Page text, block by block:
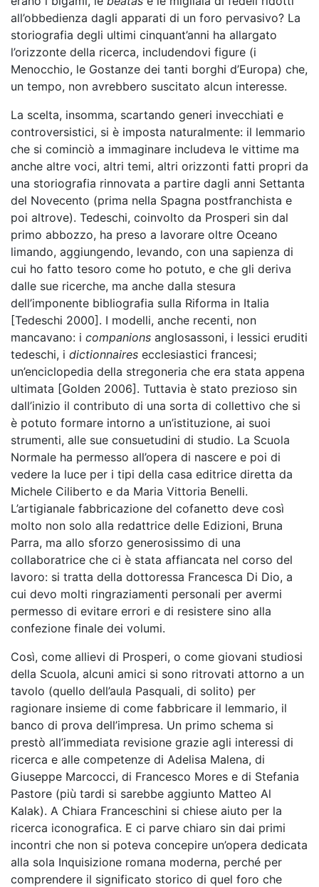
all’obbedienza dagli apparati di un foro pervasivo? La
storiografia degli ultimi cinquant’anni ha allargato
l’orizzonte della ricerca, includendovi figure (i
Menocchio, le Gostanze dei tanti borghi d’Europa) che,
un tempo, non avrebbero suscitato alcun interesse.
La scelta, insomma, scartando generi invecchiati e
controversistici, si è imposta naturalmente: il lemmario
che si cominciò a immaginare includeva le vittime ma
anche altre voci, altri temi, altri orizzonti fatti propri da
una storiografia rinnovata a partire dagli anni Settanta
del Novecento (prima nella Spagna postfranchista e
poi altrove). Tedeschi, coinvolto da Prosperi sin dal
primo abbozzo, ha preso a lavorare oltre Oceano
limando, aggiungendo, levando, con una sapienza di
cui ho fatto tesoro come ho potuto, e che gli deriva
dalle sue ricerche, ma anche dalla stesura
dell’imponente bibliografia sulla Riforma in Italia
[Tedeschi 2000]. I modelli, anche recenti, non
mancavano: i companions anglosassoni, i lessici eruditi
tedeschi, i dictionnaires ecclesiastici francesi;
un’enciclopedia della stregoneria che era stata appena
ultimata [Golden 2006]. Tuttavia è stato prezioso sin
dall’inizio il contributo di una sorta di collettivo che si
è potuto formare intorno a un’istituzione, ai suoi
strumenti, alle sue consuetudini di studio. La Scuola
Normale ha permesso all’opera di nascere e poi di
vedere la luce per i tipi della casa editrice diretta da
Michele Ciliberto e da Maria Vittoria Benelli.
L’artigianale fabbricazione del cofanetto deve così
molto non solo alla redattrice delle Edizioni, Bruna
Parra, ma allo sforzo generosissimo di una
collaboratrice che ci è stata affiancata nel corso del
lavoro: si tratta della dottoressa Francesca Di Dio, a
cui devo molti ringraziamenti personali per avermi
permesso di evitare errori e di resistere sino alla
confezione finale dei volumi.
Così, come allievi di Prosperi, o come giovani studiosi
della Scuola, alcuni amici si sono ritrovati attorno a un
tavolo (quello dell’aula Pasquali, di solito) per
ragionare insieme di come fabbricare il lemmario, il
banco di prova dell’impresa. Un primo schema si
prestò all’immediata revisione grazie agli interessi di
ricerca e alle competenze di Adelisa Malena, di
Giuseppe Marcocci, di Francesco Mores e di Stefania
Pastore (più tardi si sarebbe aggiunto Matteo Al
Kalak). A Chiara Franceschini si chiese aiuto per la
ricerca iconografica. E ci parve chiaro sin dai primi
incontri che non si poteva concepire un’opera dedicata
alla sola Inquisizione romana moderna, perché per
comprendere il significato storico di quel foro che